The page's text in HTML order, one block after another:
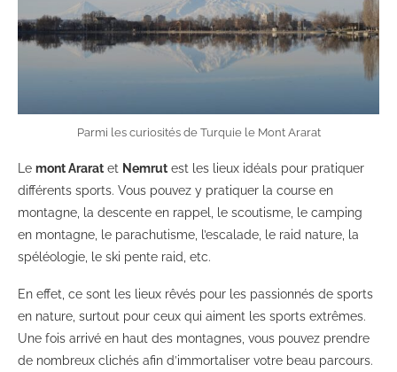
Parmi les curiosités de Turquie le Mont Ararat
Le mont Ararat et Nemrut est les lieux idéals pour pratiquer
différents sports. Vous pouvez y pratiquer la course en
montagne, la descente en rappel, le scoutisme, le camping
en montagne, le parachutisme, l’escalade, le raid nature, la
spéléologie, le ski pente raid, etc.
En effet, ce sont les lieux rêvés pour les passionnés de sports
en nature, surtout pour ceux qui aiment les sports extrêmes.
Une fois arrivé en haut des montagnes, vous pouvez prendre
de nombreux clichés afin d’immortaliser votre beau parcours.